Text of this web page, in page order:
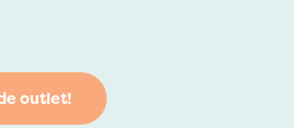
outlet!